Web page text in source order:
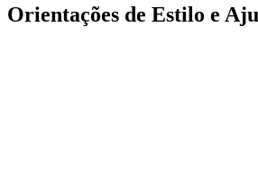
Orientações de Estilo e